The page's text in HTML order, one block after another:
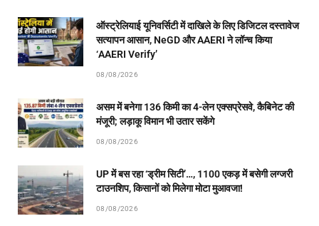
ऑस्ट्रेलियाई यूनिवर्सिटी में दाखिले के लिए डिजिटल दस्तावेज
सत्यापन आसान, NeGD और AAERI ने लॉन्च किया
‘AAERI Verify’
08/08/2026
असम में बनेगा 136 किमी का 4-लेन एक्सप्रेसवे, कैबिनेट की
मंजूरी; लड़ाकू विमान भी उतार सकेंगे
08/08/2026
UP में बस रहा ‘ड्रीम सिटी’…, 1100 एकड़ में बसेगी लग्जरी
टाउनशिप, किसानों को मिलेगा मोटा मुआवजा!
08/08/2026